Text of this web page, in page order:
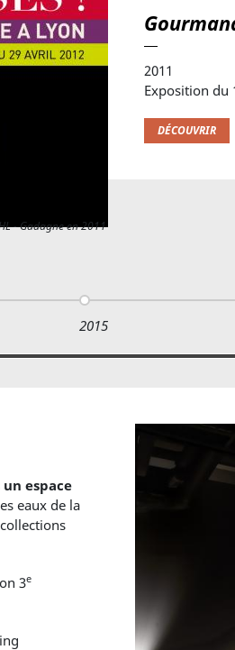
- Gadagne en 2011
2011
Exposition du
DÉCOUVRIR
2015
espace
eaux de la
3e